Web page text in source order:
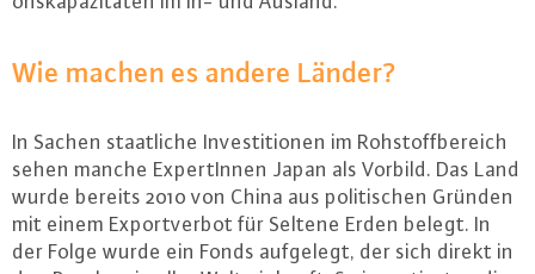
Wie machen es andere Länder?
In Sachen staat­li­che In­ves­ti­tio­nen im Roh­stoff­be­reich
sehen manche Ex­per­tIn­nen Japan als Vorbild. Das Land
wurde bereits 2010 von China aus po­li­ti­schen Gründen
mit einem Ex­port­ver­bot für Seltene Erden belegt. In
der Folge wurde ein Fonds aufgelegt, der sich direkt in